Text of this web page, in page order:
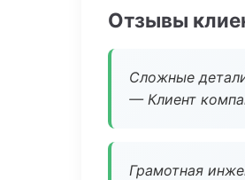
Отзывы
Сложные
— Клиент
Грамотная